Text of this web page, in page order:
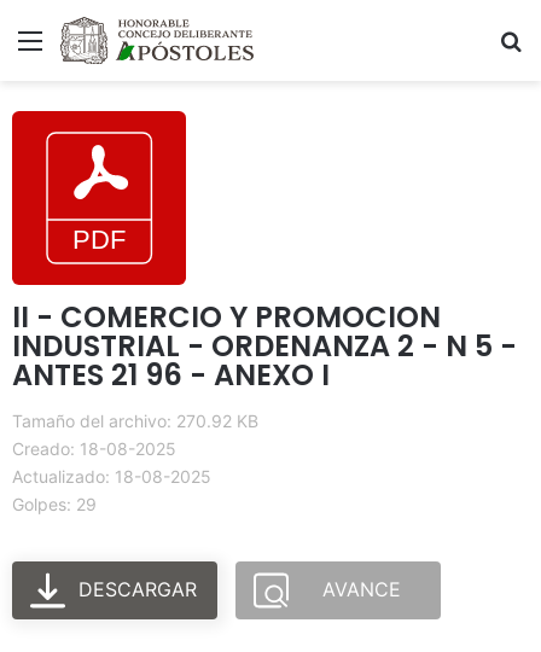
Menú
II - COMERCIO Y PROMOCION
INDUSTRIAL - ORDENANZA 2 - N 5 -
ANTES 21 96 - ANEXO I
Tamaño del archivo: 270.92 KB
Creado: 18-08-2025
Actualizado: 18-08-2025
Golpes: 29
DESCARGAR AVANCE